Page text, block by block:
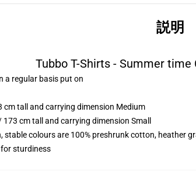
説明
Tubbo T-Shirts - Summer
a regular basis put on
cm tall and carrying dimension Medium
173 cm tall and carrying dimension Small
colours are 100% preshrunk cotton, heather
for sturdiness